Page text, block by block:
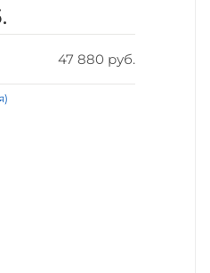
47 880 руб.